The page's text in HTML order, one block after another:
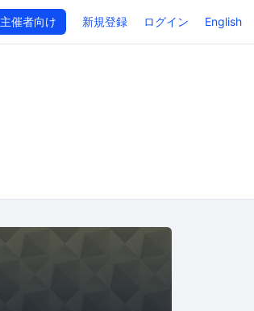
主催者向け 新規登録 ログイン English